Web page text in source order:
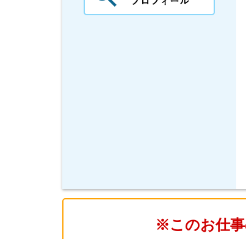
※このお仕事